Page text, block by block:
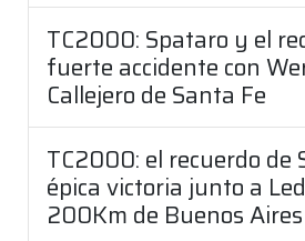
TC2000: Spataro y el
fuerte accidente con
Callejero de Santa Fe
TC2000: el recuerdo de
épica victoria junto a
200Km de Buenos